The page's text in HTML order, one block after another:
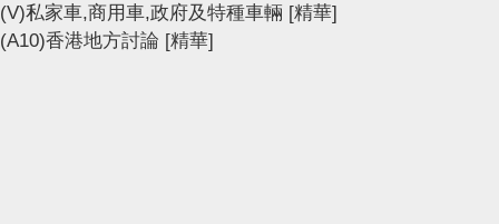
(V)私家車,商用車,政府及特種車輛 [精華]
(A10)香港地方討論 [精華]